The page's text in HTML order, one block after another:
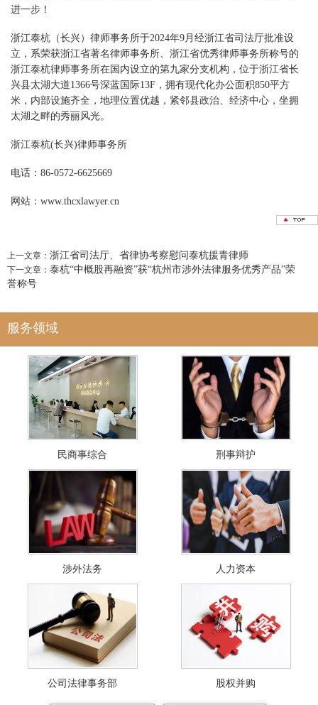
进一步！
浙江泰杭（长兴）律师事务所于2024年9月经浙江省司法厅批准设
立，系荣获浙江省著名律师事务所、浙江省优秀律师事务所称号的
浙江泰杭律师事务所在国内设立的第九家分支机构，位于浙江省长
兴县太湖大道1366号深蓝国际13F，拥有现代化办公面积850平方
米，内部设施齐全，地理位置优越，紧邻县政治、经济中心，坐拥
太湖之畔的秀丽风光。
浙江泰杭(长兴)律师事务所
电话：86-0572-6625669
网站： www.thcxlawyer.cn
上一文章 ： 浙江省司法厅、省律协考察慰问泰杭援青律师
下一文章 ： 泰杭“中概股再融资”获“杭州市涉外法律服务优秀产品”荣
誉称号
服务领域
民商事综合 刑事辩护
涉外法务 人力资本
公司法律事务部 股权并购